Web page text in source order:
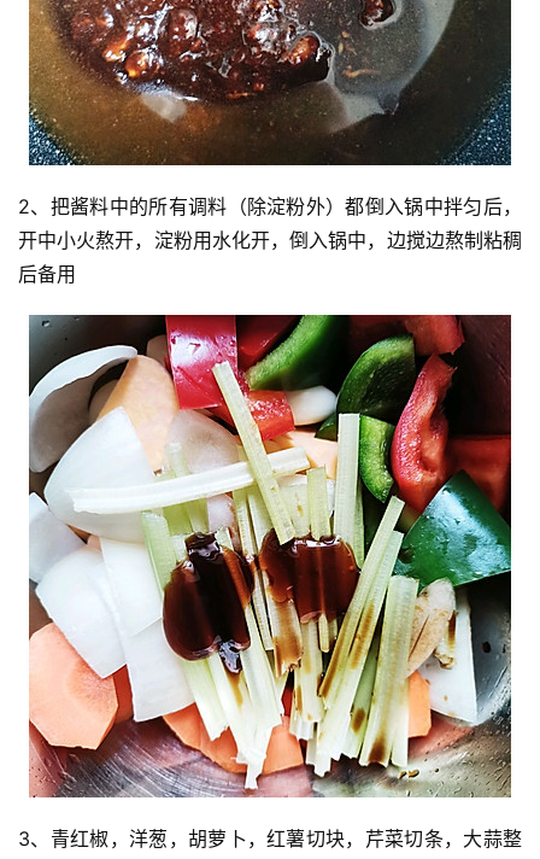
2、把酱料中的所有调料（除淀粉外）都倒入锅中拌匀后，
开中小火熬开，淀粉用水化开，倒入锅中，边搅边熬制粘稠
后备用
3、青红椒，洋葱，胡萝卜，红薯切块，芹菜切条，大蒜整